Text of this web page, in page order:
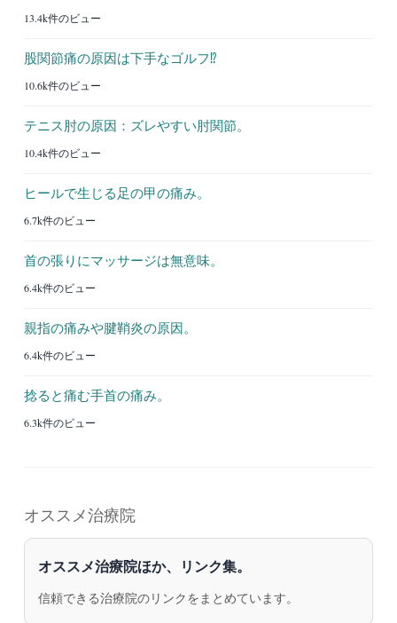
13.4k件のビュー
股関節痛の原因は下手なゴルフ⁉︎
10.6k件のビュー
テニス肘の原因：ズレやすい肘関節。
10.4k件のビュー
ヒールで生じる足の甲の痛み。
6.7k件のビュー
首の張りにマッサージは無意味。
6.4k件のビュー
親指の痛みや腱鞘炎の原因。
6.4k件のビュー
捻ると痛む手首の痛み。
6.3k件のビュー
オススメ治療院
オススメ治療院ほか、リンク集。
信頼できる治療院のリンクをまとめています。